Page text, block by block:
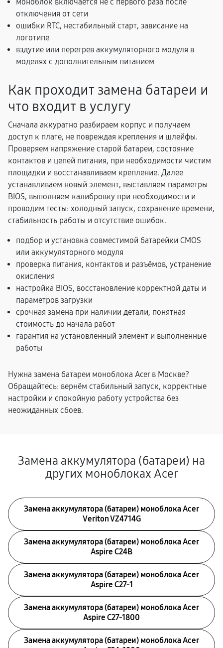
отключения от сети
ошибки RTC, нестабильный старт, зависание на
логотипе
вздутие или перегрев аккумуляторного модуля в
моделях с дополнительным питанием
Как проходит замена батареи и
что входит в услугу
Сначала аккуратно разбираем корпус и получаем
доступ к плате, не повреждая крепления и шлейфы.
Проверяем напряжение старой батареи, состояние
контактов и цепей питания, при необходимости чистим
площадки и восстанавливаем крепление. Далее
устанавливаем новый элемент, выставляем параметры
BIOS, выполняем калибровку при необходимости и
проводим тесты: холодный запуск, сохранение времени,
стабильность работы и отсутствие ошибок.
подбор и установка совместимой батарейки CMOS
или аккумуляторного модуля
проверка питания, контактов и разъёмов, устранение
окисления
настройка BIOS, восстановление корректной даты и
параметров загрузки
срочная замена при наличии детали, понятная
стоимость до начала работ
гарантия на установленный элемент и выполненные
работы
Нужна замена батареи моноблока Acer в Москве?
Обращайтесь: вернём стабильный запуск, корректные
настройки и спокойную работу устройства без
неожиданных сбоев.
Замена аккумулятора (батареи) на
других моноблоках Acer
Замена аккумулятора (батареи) моноблока Acer
Veriton VZ4714G
Замена аккумулятора (батареи) моноблока Acer
Aspire C24B
Замена аккумулятора (батареи) моноблока Acer
Aspire C27-1
Замена аккумулятора (батареи) моноблока Acer
Aspire C27-1800
Замена аккумулятора (батареи) моноблока Acer